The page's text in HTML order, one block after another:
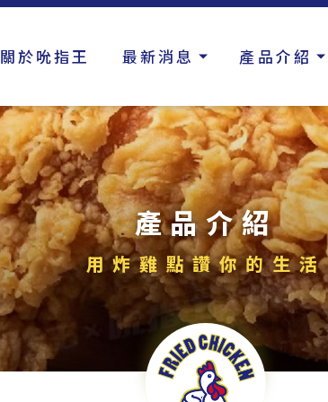
關於吮指王 最新消息 產品介紹
產品介紹